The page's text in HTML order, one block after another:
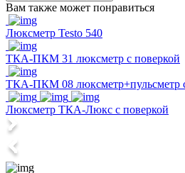
Вам также может понравиться
Люксметр Testo 540
ТКА-ПКМ 31 люксметр с поверкой
ТКА-ПКМ 08 люксметр+пульсметр
Люксметр ТКА-Люкс с поверкой